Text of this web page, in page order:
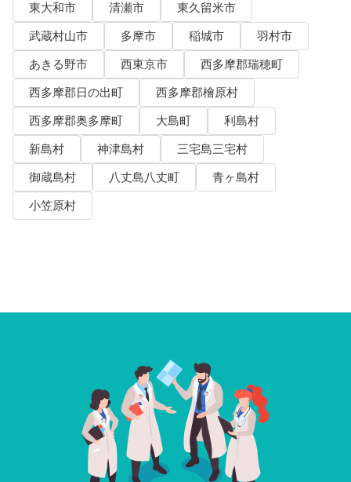
東大和市
清瀬市
東久留米市
武蔵村山市
多摩市 稲城市
羽村市
あきる野市
西東京市
西多摩郡瑞穂町
西多摩郡日の出町
西多摩郡檜原村
西多摩郡奥多摩町
大島町
利島村
新島村
神津島村
三宅島三宅村
御蔵島村
八丈島八丈町
青ヶ島村
小笠原村